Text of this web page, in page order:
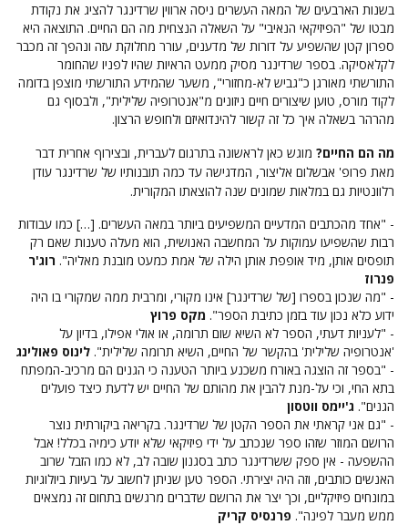
בשנות הארבעים של המאה העשרים ניסה ארווין שרדינגר להציג את נקודת
מבטו של "הפיזיקאי הנאיבי" על השאלה הנצחית מה הם החיים. התוצאה היא
ספרון קטן שהשפיע על דורות של מדענים, עורר מחלוקת עזה ונהפך זה מכבר
לקלאסיקה. בספר שרדינגר מסיק ממעט הראיות שהיו לפניו שהחומר
התורשתי מאורגן כ"גביש לא-מחזורי", משער שהמידע התורשתי מוצפן בדומה
לקוד מורס, טוען שיצורים חיים ניזונים מ"אנטרופיה שלילית", ולבסוף גם
מהרהר בשאלה איך כל זה קשור להינדואיזם ולחופש הרצון.
מה הם החיים? מוגש כאן לראשונה בתרגום לעברית, ובצירוף אחרית דבר
מאת פרופ' אבשלום אליצור, המדגישה עד כמה תובנותיו של שרדינגר עודן
רלוונטיות גם במלאות שמונים שנה להוצאתו המקורית.
- "אחד מהכתבים המדעיים המשפיעים ביותר במאה העשרים. […] כמו עבודות
רבות שהשפיעו עמוקות על המחשבה האנושית, הוא מעלה טענות שאם רק
תופסים אותן, מיד אופפת אותן הילה של אמת כמעט מובנת מאליה". רוג'ר
פנרוז
- "מה שנכון בספרו [של שרדינגר] אינו מקורי, ומרבית ממה שמקורי בו היה
ידוע כלא נכון עוד בזמן כתיבת הספר". מקס פרוץ
- "לעניות דעתי, הספר לא השיא שום תרומה, או אולי אפילו, בדיון על
'אנטרופיה שלילית' בהקשר של החיים, השיא תרומה שלילית". לינוס פאולינג
- "בספר זה הוצגה באורח משכנע ביותר הטענה כי הגנים הם מרכיב-המפתח
בתא החי, וכי על-מנת להבין את מהותם של החיים יש לדעת כיצד פועלים
הגנים". ג'יימס ווטסון
- "גם אני קראתי את הספר הקטן של שרדינגר. בקריאה ביקורתית נוצר
הרושם המוזר שזהו ספר שנכתב על ידי פיזיקאי שלא יודע כימיה בכלל! אבל
ההשפעה - אין ספק ששרדינגר כתב בסגנון שובה לב, לא כמו הזבל שרוב
האנשים כותבים, וזה היה יצירתי. הספר טען שניתן לחשוב על בעיות ביולוגיות
במונחים פיזיקליים, וכך יצר את הרושם שדברים מרגשים בתחום זה נמצאים
ממש מעבר לפינה". פרנסיס קריק